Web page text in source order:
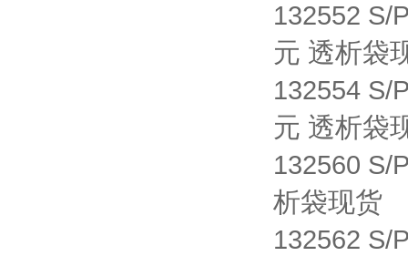
132552 S/
元 透析袋
132554 S/
元 透析袋
132560 S/
析袋现货
132562 S/